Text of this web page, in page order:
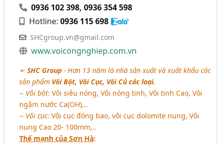
0936 102 398,0936 354 598
Hotline:0936 115 698
SHCgroup.vn@gmail.com
www.voicongnghiep.com.vn
➣SHC Group - Hơn 13 năm là nhà sản xuất và xuất khẩu các
sản phẩm Vôi Bột, Vôi Cục, Vôi Củ các loại.
− Vôi bột: Vôi siêu nóng, Vôi nóng tinh, Vôi tinh Cao, Vôi
ngậm nước Ca(OH),..
− Vôi cục: Vôi cục đóng bao, vôi cục dolomite nung, Vôi
nung Cao 20- 100mm,..
Thế mạnh của Sơn Hà: